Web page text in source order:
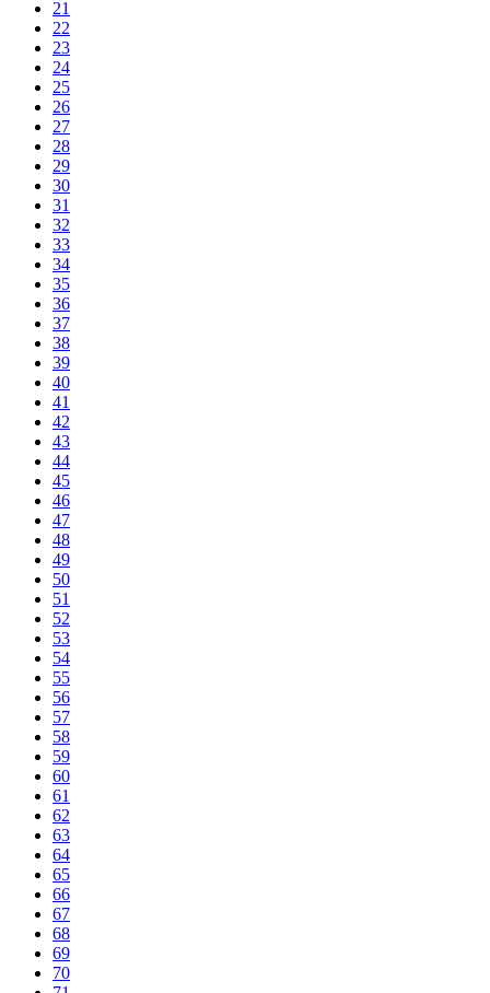
21
22
23
24
25
26
27
28
29
30
31
32
33
34
35
36
37
38
39
40
41
42
43
44
45
46
47
48
49
50
51
52
53
54
55
56
57
58
59
60
61
62
63
64
65
66
67
68
69
70